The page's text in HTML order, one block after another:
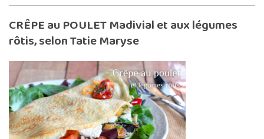
CRÊPE au POULET Madivial et aux légumes
rôtis, selon Tatie Maryse